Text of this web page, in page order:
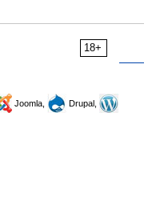
18+
Joomla,
Drupal,